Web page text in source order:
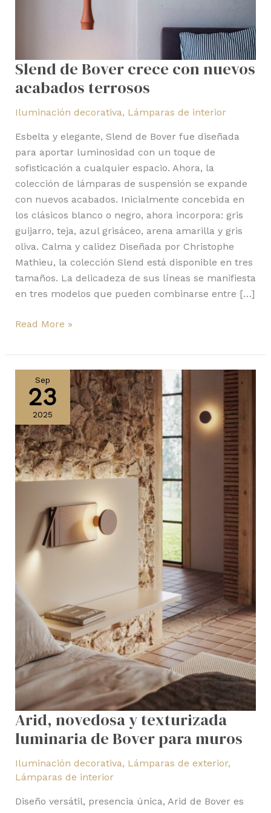
Slend de Bover crece con nuevos
acabados terrosos
Iluminación decorativa, Lámparas de interior
Esbelta y elegante, Slend de Bover fue diseñada
para aportar luminosidad con un toque de
sofisticación a cualquier espacio. Ahora, la
colección de lámparas de suspensión se expande
con nuevos acabados. Inicialmente concebida en
los clásicos blanco o negro, ahora incorpora: gris
guijarro, teja, azul grisáceo, arena amarilla y gris
oliva. Calma y calidez Diseñada por Christophe
Mathieu, la colección Slend está disponible en tres
tamaños. La delicadeza de sus líneas se manifiesta
en tres modelos que pueden combinarse entre […]
Read More »
Sep
23
2025
Arid, novedosa y texturizada
luminaria de Bover para muros
Iluminación decorativa, Lámparas de exterior,
Lámparas de interior
Diseño versátil, presencia única, Arid de Bover es
novedosa
texturizada
luminaria
de
Bover
para